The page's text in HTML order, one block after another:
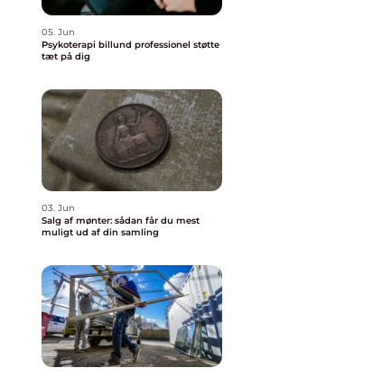
05. Jun
Psykoterapi billund professionel støtte
tæt på dig
03. Jun
Salg af mønter: sådan får du mest
muligt ud af din samling